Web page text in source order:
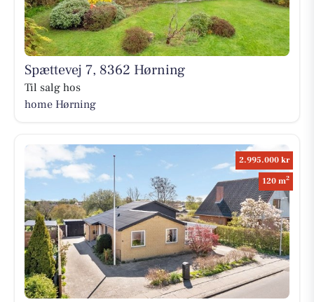
Spættevej 7, 8362 Hørning
Til salg hos
home Hørning
2.995.000 kr
120 m2